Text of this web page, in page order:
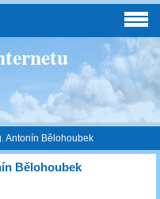
Antonín Bělohoubek
Bělohoubek